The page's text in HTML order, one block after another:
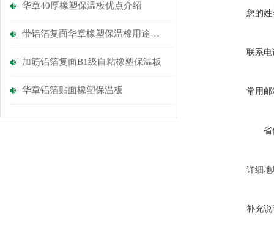
华章40厚橡塑保温板优点介绍
带铝箔复面华章橡塑保温棉用途介绍
加筋铝箔复面B1级自粘橡塑保温板
华章铝箔贴面橡塑保温板
您的姓
联系电
常用邮
省
详细地
补充说